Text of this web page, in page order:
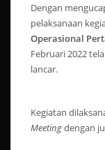
Dengan
pelaksanaan
Operasional
Februari 2022
lancar.
Kegiatan
Meetingdengan